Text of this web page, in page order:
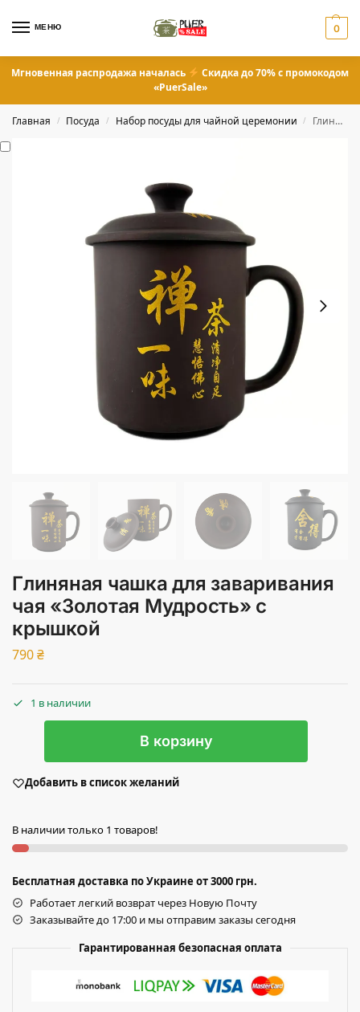
МЕНЮ 0
Мгновенная распродажа началась
Скидка до 70% с промокодом
«PuerSale»
Главная / Посуда / Набор посуды для чайной церемонии / Глиняная чашка для заваривания чая «Золотая Мудрость» с крышкой
Глиняная чашка для заваривания
чая «Золотая Мудрость» с
крышкой
790₴
1 в наличии
В корзину
Добавить в список желаний
В наличии только 1 товаров!
Бесплатная доставка по Украине от 3000 грн.
Работает легкий возврат через Новую Почту
Заказывайте до 17:00 и мы отправим заказы сегодня
Гарантированная безопасная оплата